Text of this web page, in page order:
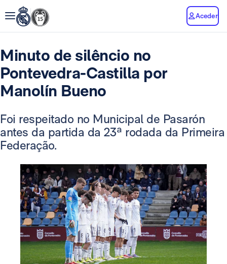
Aceder
Minuto de silêncio no
Pontevedra-Castilla por
Manolín Bueno
Foi respeitado no Municipal de Pasarón
antes da partida da 23ª rodada da Primeira
Federação.